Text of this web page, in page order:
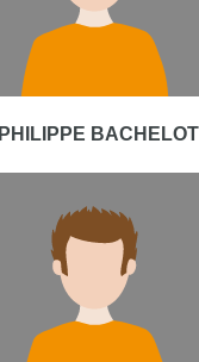
PHILIPPE BACHELOT